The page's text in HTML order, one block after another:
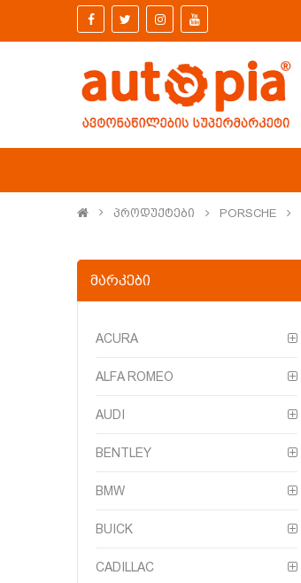
Პროდუქტები PORSCHE
ᲛᲐᲠᲙᲔᲑᲘ
ACURA
ALFA ROMEO
AUDI
BENTLEY
BMW
BUICK
CADILLAC